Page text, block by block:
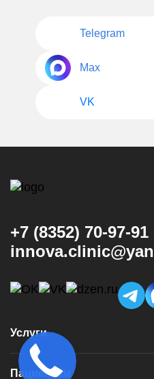
Telegram
Max
VK
+7 (8352) 70-97-91
Услуги
Консультация и диагностика
Пациентам